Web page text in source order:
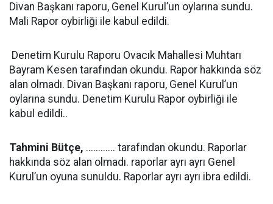
Divan Başkanı raporu, Genel Kurul’un oylarına sundu.
Mali Rapor oybirliği ile kabul edildi.
Denetim Kurulu Raporu Ovacık Mahallesi Muhtarı
Bayram Kesen tarafından okundu. Rapor hakkında söz
alan olmadı. Divan Başkanı raporu, Genel Kurul’un
oylarına sundu. Denetim Kurulu Rapor oybirliği ile
kabul edildi..
Tahmini Bütçe, ............ tarafından okundu. Raporlar
hakkında söz alan olmadı. raporlar ayrı ayrı Genel
Kurul’un oyuna sunuldu. Raporlar ayrı ayrı ibra edildi.